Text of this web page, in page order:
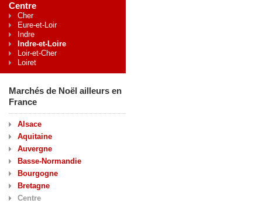
Centre
Cher
Eure-et-Loir
Indre
Indre-et-Loire
Loir-et-Cher
Loiret
Marchés de Noël ailleurs en
France
Alsace
Aquitaine
Auvergne
Basse-Normandie
Bourgogne
Bretagne
Centre